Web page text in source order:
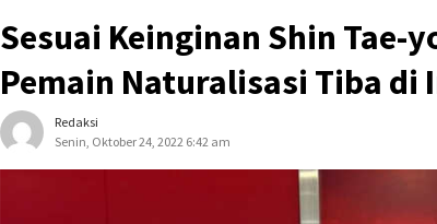
Sesuai Keinginan Shin Tae-
Pemain Naturalisasi Tiba di
Redaksi
Senin, Oktober 24, 2022 6:42 am